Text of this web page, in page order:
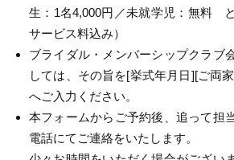
生：1名4,000円／未就学児：無料
サービス料込み）
ブライダル・メンバーシップクラブ
しては、その旨を[挙式年月日][ご両
へご入力ください。
本フォームからご予約後、追って担
電話にてご連絡をいたします。